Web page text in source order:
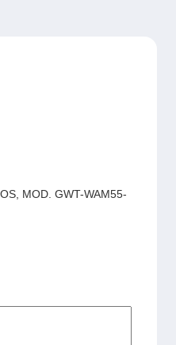
MOD. GWT-WAM55-